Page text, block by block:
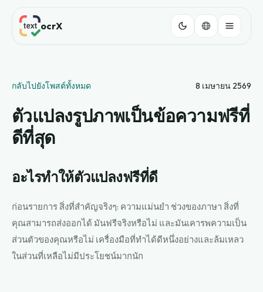
ocrX
กลับไปยังโพสต์ทั้งหมด 8 เมษายน 2569
ตัวแปลงรูปภาพเป็นข้อความฟรีที่
ดีที่สุด
อะไรทำให้ตัวแปลงฟรีที่ดี
ก่อนรายการ สิ่งที่สำคัญจริงๆ: ความแม่นยำ ช่วงของภาษา สิ่งที่
คุณสามารถส่งออกได้ มันฟรีจริงหรือไม่ และมันเคารพความเป็น
ส่วนตัวของคุณหรือไม่ เครื่องมือที่ทำได้ดีหนึ่งอย่างและล้มเหลว
ในส่วนที่เหลือไม่มีประโยชน์มากนัก